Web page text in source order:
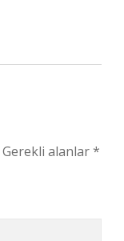
Gerekli alanlar*